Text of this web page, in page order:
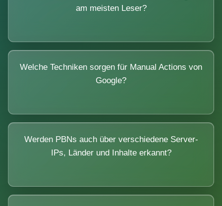
am meisten Leser?
Welche Techniken sorgen für Manual Actions von
Google?
Werden PBNs auch über verschiedene Server-
IPs, Länder und Inhalte erkannt?